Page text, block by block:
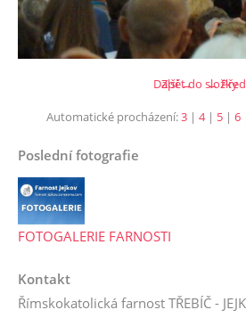
←
Další →
Zpět do složky
Automatické procházení:3 | 4| 5 | 6
Poslední fotografie
FOTOGALERIE FARNOSTI
Kontakt
Římskokatolická farnost TŘEBÍČ -